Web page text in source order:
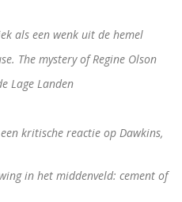
of Jesus
1523). De tragische paus uit de
Redevoeringen van
als een wenk uit de hemel
The mystery of Regine Olson
Lage Landen
kritische reactie op Dawkins,
in het middenveld: cement of